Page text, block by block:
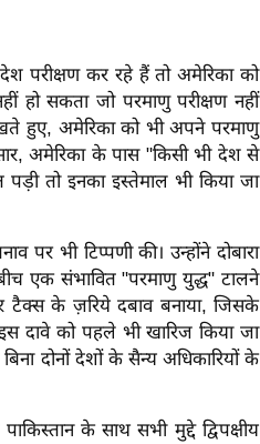
परीक्षण कर रहे हैं तो अमेरिका को
हो सकता जो परमाणु परीक्षण नहीं
हुए, अमेरिका को भी अपने परमाणु
अमेरिका के पास "किसी भी देश से
तो इनका इस्तेमाल भी किया जा
पर भी टिप्पणी की। उन्होंने दोबारा
एक संभावित "परमाणु युद्ध" टालने
टैक्स के ज़रिये दबाव बनाया, जिसके
दावे को पहले भी खारिज किया जा
दोनों देशों के सैन्य अधिकारियों के
के साथ सभी मुद्दे द्विपक्षीय